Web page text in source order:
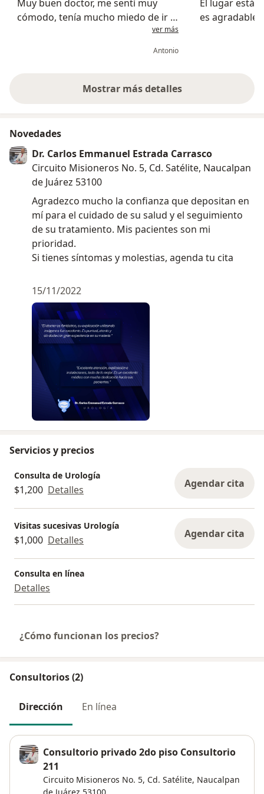
Muy buen doctor, me sentí muy
cómodo, tenía mucho miedo de ir y
el doctor me dio tranquilidad y
confianza con su formar de hablar,
ver más
Antonio
El lugar está
es agradable
Mostrar más detalles
sobre la experiencia
Novedades
Dr. Carlos Emmanuel Estrada Carrasco
Circuito Misioneros No. 5, Cd. Satélite, Naucalpan
de Juárez 53100
Agradezco mucho la confianza que depositan en
mí para el cuidado de su salud y el seguimiento
de su tratamiento. Mis pacientes son mi
prioridad.
Si tienes síntomas y molestias, agenda tu cita
15/11/2022
Servicios y precios
Consulta de Urología
$1,200 Detalles Agendar cita
Visitas sucesivas Urología
$1,000 Detalles Agendar cita
Consulta en línea
Detalles
¿Cómo funcionan los precios?
Consultorios (2)
Dirección En línea
Consultorio privado 2do piso Consultorio
211
Circuito Misioneros No. 5, Cd. Satélite, Naucalpan
de Juárez 53100